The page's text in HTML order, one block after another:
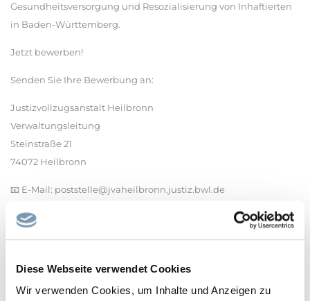
Diese Webseite verwendet Cookies
Wir verwenden Cookies, um Inhalte und Anzeigen zu
Gesundheitsversorgung und Resozialisierung von Inhaftierten
in Baden-Württemberg.
Jetzt bewerben!
Senden Sie Ihre Bewerbung an:
Justizvollzugsanstalt Heilbronn
Verwaltungsleitung
Steinstraße 21
74072 Heilbronn
📧 E-Mail: poststelle@jvaheilbronn.justiz.bwl.de
Kontakt für Rückfragen
Weitere Informationen